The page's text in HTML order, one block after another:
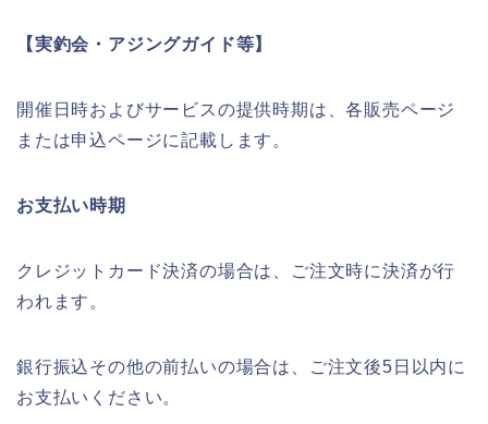
【実釣会・アジングガイド等】
開催日時およびサービスの提供時期は、各販売ページ
または申込ページに記載します。
お支払い時期
クレジットカード決済の場合は、ご注文時に決済が行
われます。
銀行振込その他の前払いの場合は、ご注文後5日以内に
お支払いください。